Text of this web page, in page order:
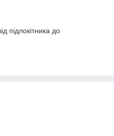
підлокітника до